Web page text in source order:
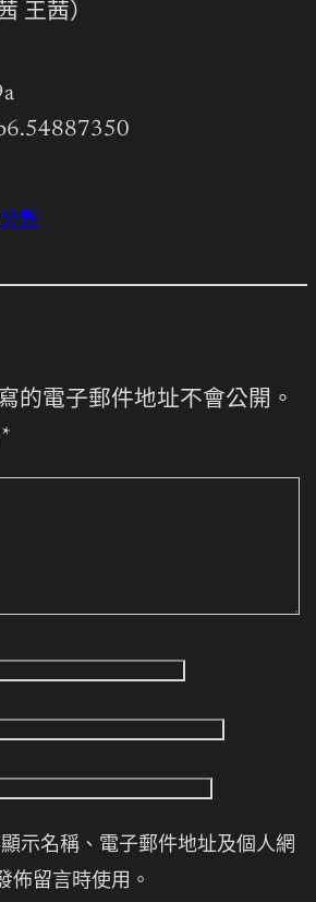
王茜）
分數
的電子郵件地址不會公開。
*
示名稱、電子郵件地址及個人網
佈留言時使用。